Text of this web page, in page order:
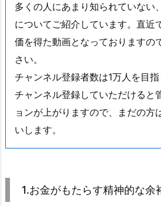
多くの人にあまり知られていない
についてご紹介しています。直近
価を得た動画となっておりますの
さい。
チャンネル登録者数は1万人を目指
チャンネル登録していただけると
ョンが上がりますので、まだの方
いします。
1.お金がもたらす精神的な余